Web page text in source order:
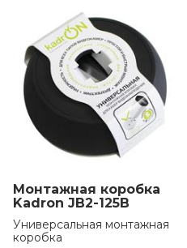
Монтажная коробка
Kadron JB2-125B
Универсальная монтажная
коробка